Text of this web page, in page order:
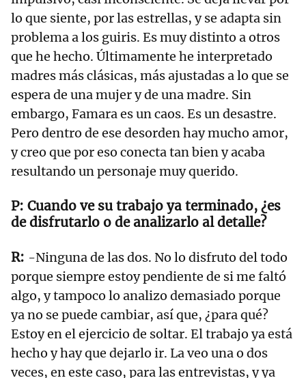
lo que siente, por las estrellas, y se adapta sin
problema a los guiris. Es muy distinto a otros
que he hecho. Últimamente he interpretado
madres más clásicas, más ajustadas a lo que se
espera de una mujer y de una madre. Sin
embargo, Famara es un caos. Es un desastre.
Pero dentro de ese desorden hay mucho amor,
y creo que por eso conecta tan bien y acaba
resultando un personaje muy querido.
Cuando ve su trabajo ya terminado, ¿es
de disfrutarlo o de analizarlo al detalle?
-Ninguna de las dos. No lo disfruto del todo
porque siempre estoy pendiente de si me faltó
algo, y tampoco lo analizo demasiado porque
ya no se puede cambiar, así que, ¿para qué?
Estoy en el ejercicio de soltar. El trabajo ya está
hecho y hay que dejarlo ir. La veo una o dos
veces, en este caso, para las entrevistas, y ya